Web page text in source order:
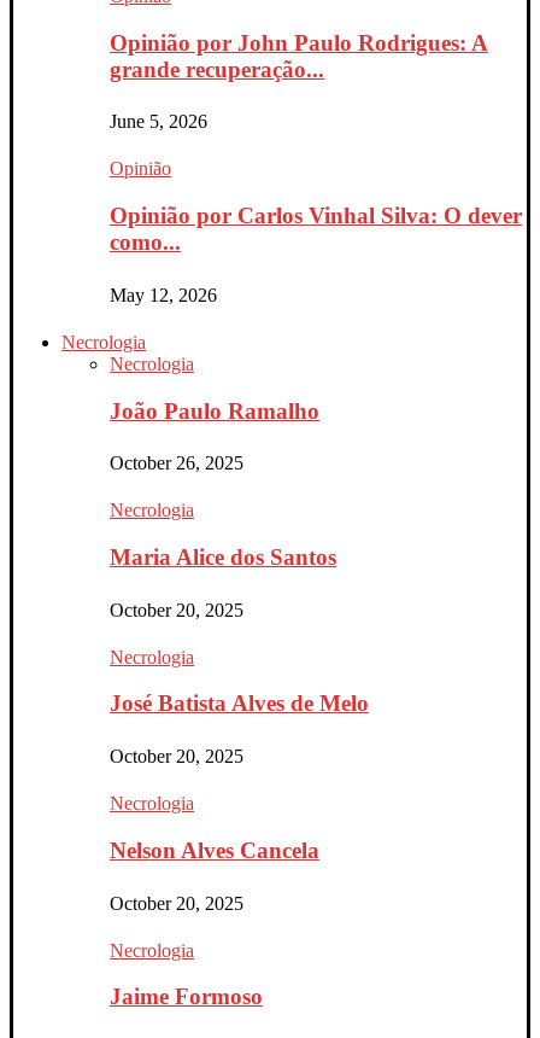
Opinião por John Paulo Rodrigues: A
grande recuperação...
June 5, 2026
Opinião
Opinião por Carlos Vinhal Silva: O dever
como...
May 12, 2026
Necrologia
Necrologia
João Paulo Ramalho
October 26, 2025
Necrologia
Maria Alice dos Santos
October 20, 2025
Necrologia
José Batista Alves de Melo
October 20, 2025
Necrologia
Nelson Alves Cancela
October 20, 2025
Necrologia
Jaime Formoso